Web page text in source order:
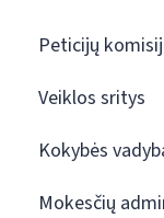
Peticijų
Veiklos sritys
Kokybės
Mokesčių